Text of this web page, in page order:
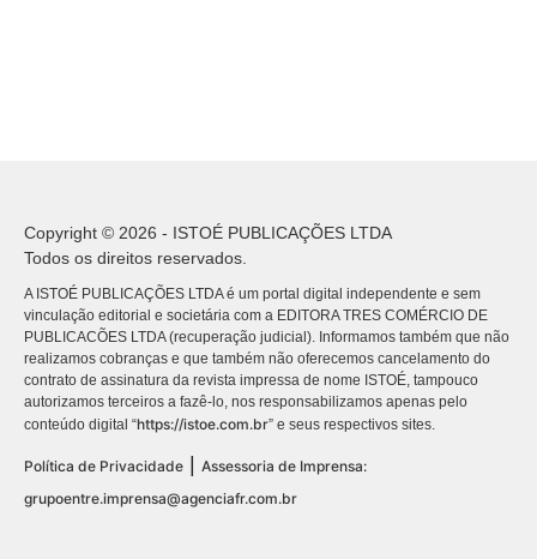
Copyright © 2026 - ISTOÉ PUBLICAÇÕES LTDA
Todos os direitos reservados.
A ISTOÉ PUBLICAÇÕES LTDA é um portal digital independente e sem
vinculação editorial e societária com a EDITORA TRES COMÉRCIO DE
PUBLICACÕES LTDA (recuperação judicial). Informamos também que não
realizamos cobranças e que também não oferecemos cancelamento do
contrato de assinatura da revista impressa de nome ISTOÉ, tampouco
autorizamos terceiros a fazê-lo, nos responsabilizamos apenas pelo
conteúdo digital “https://istoe.com.br” e seus respectivos sites.
Política de Privacidade
Assessoria de Imprensa:
grupoentre.imprensa@agenciafr.com.br